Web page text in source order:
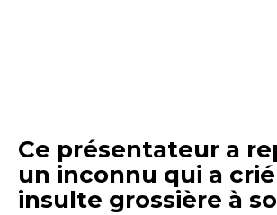
Ce présentateur a
un inconnu qui a
insulte grossière à